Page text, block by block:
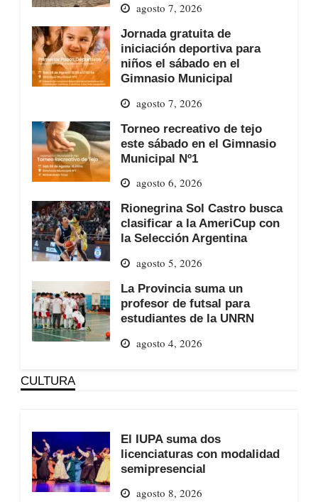
agosto 7, 2026
Jornada gratuita de
iniciación deportiva para
niños el sábado en el
Gimnasio Municipal
agosto 7, 2026
Torneo recreativo de tejo
este sábado en el Gimnasio
Municipal Nº1
agosto 6, 2026
Rionegrina Sol Castro busca
clasificar a la AmeriCup con
la Selección Argentina
agosto 5, 2026
La Provincia suma un
profesor de futsal para
estudiantes de la UNRN
agosto 4, 2026
CULTURA
El IUPA suma dos
licenciaturas con modalidad
semipresencial
agosto 8, 2026